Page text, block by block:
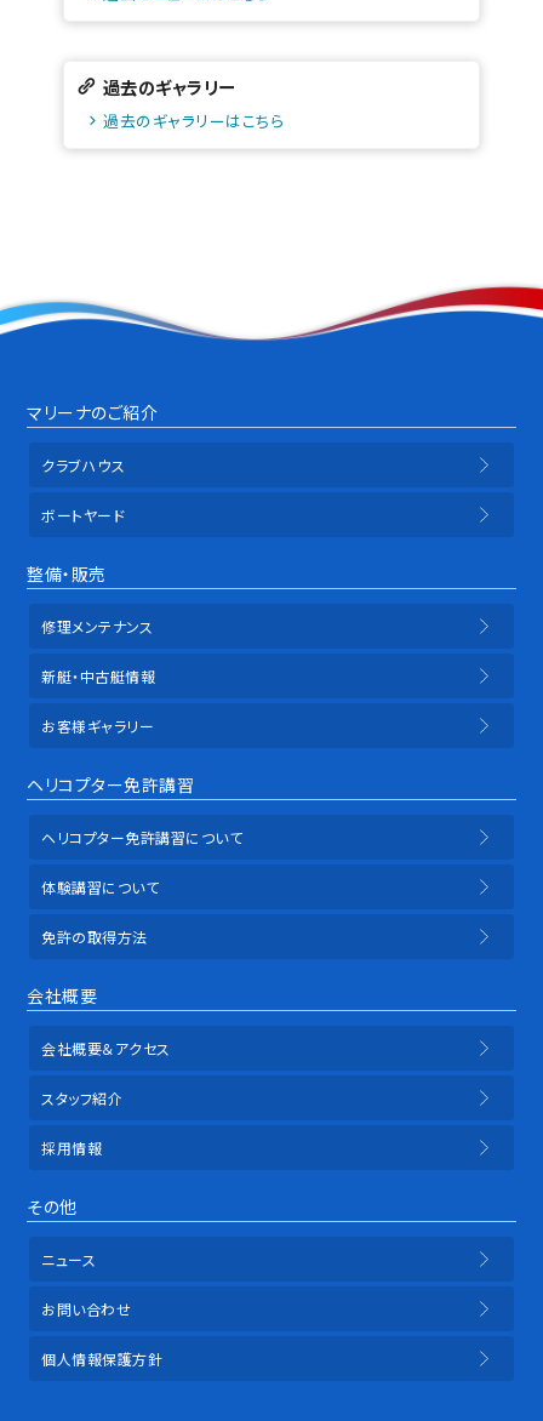
過去のギャラリー
過去のギャラリーはこちら
マリーナのご紹介
クラブハウス
ボートヤード
整備・販売
修理メンテナンス
新艇・中古艇情報
お客様ギャラリー
ヘリコプター免許講習
ヘリコプター免許講習について
体験講習について
免許の取得方法
会社概要
会社概要＆アクセス
スタッフ紹介
採用情報
その他
ニュース
お問い合わせ
個人情報保護方針